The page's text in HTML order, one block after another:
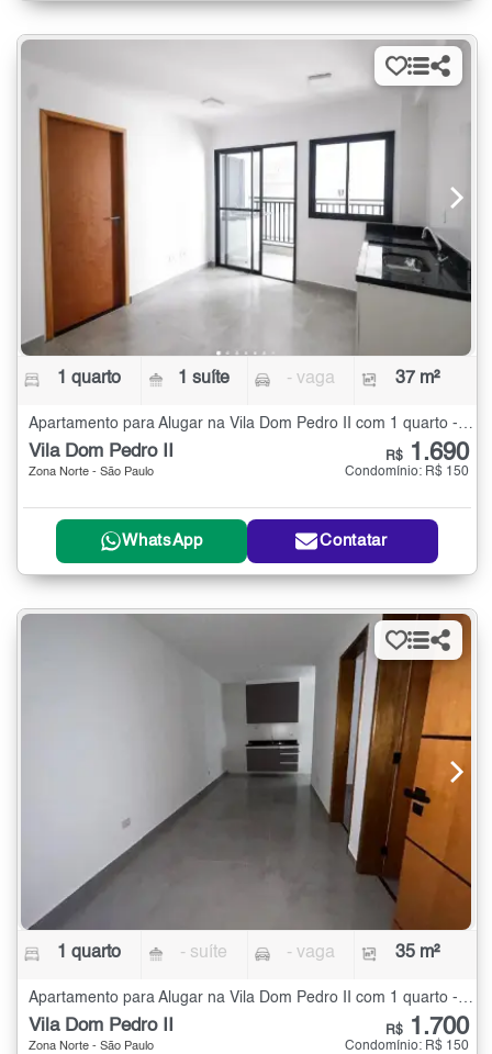
1 quarto 1 suíte - vaga 37 m²
Apartamento para Alugar na Vila Dom Pedro II com 1 quarto - 37 m²
Vila Dom Pedro II
Zona Norte - São Paulo
R$ 1.690
Condomínio: R$ 150
WhatsApp Contatar
1 quarto - suíte - vaga 35 m²
Vila Dom Pedro II
Zona Norte - São Paulo
R$ 1.700
Condomínio: R$ 150